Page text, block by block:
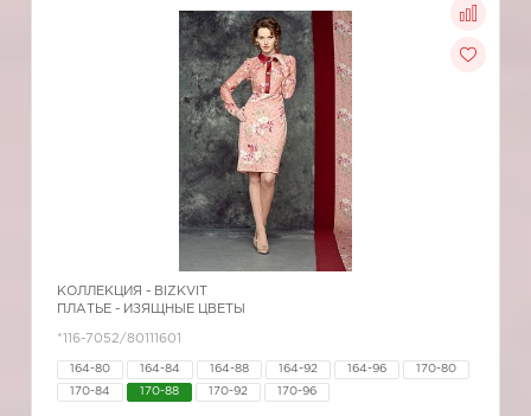
КОЛЛЕКЦИЯ - BIZKVIT
ПЛАТЬЕ - ИЗЯЩНЫЕ ЦВЕТЫ
*116-7052/80111601
164-80 164-84 164-88 164-92 164-96 170-80
170-84 170-88 170-92 170-96